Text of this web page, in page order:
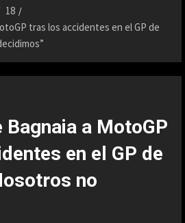
18
tras los accidentes en el GP de
a MotoGP
en el GP de
no